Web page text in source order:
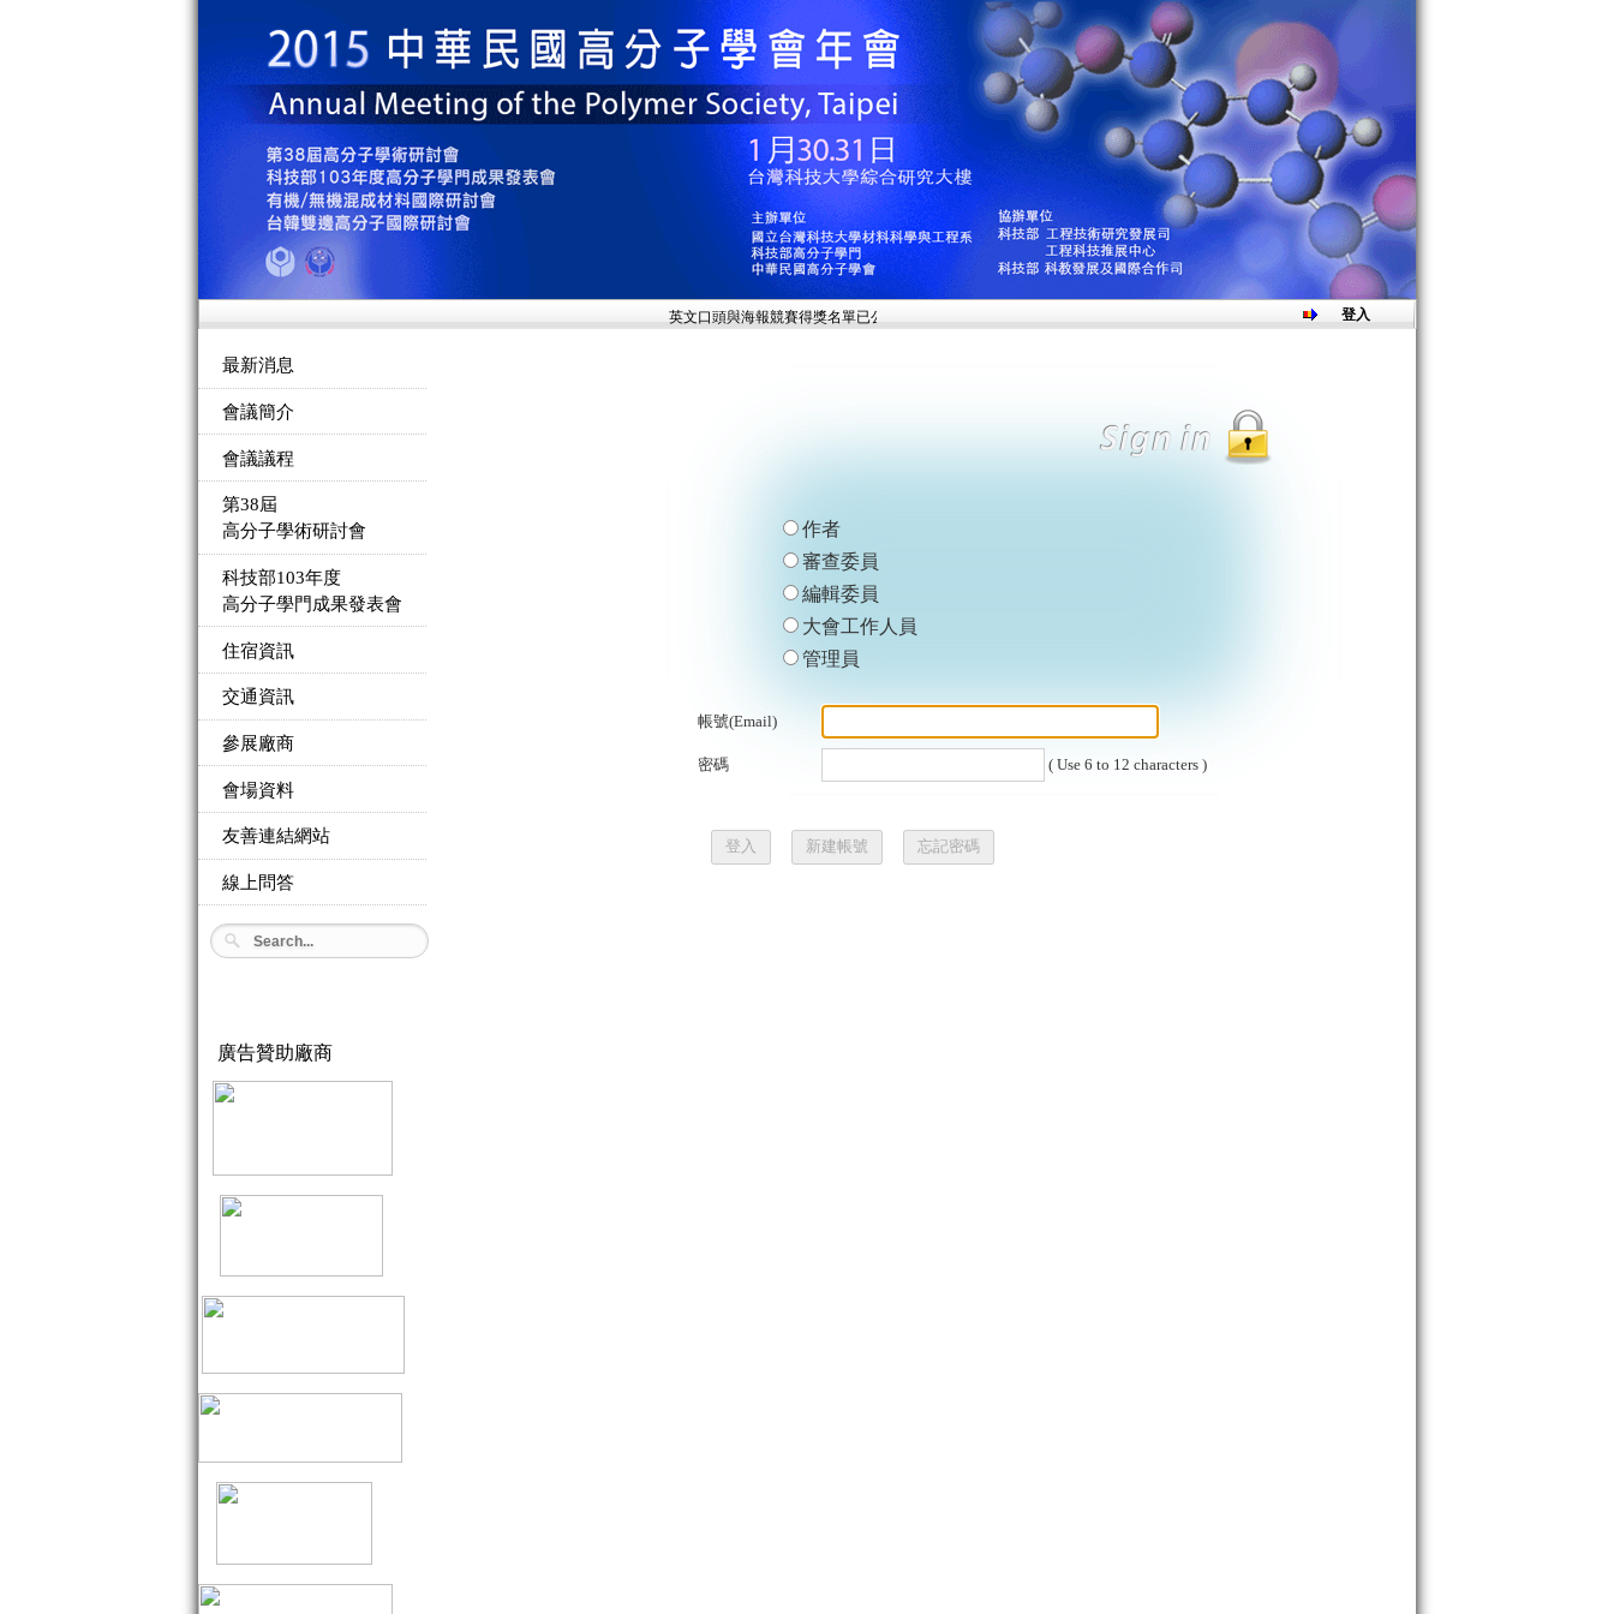
英文口頭與海報競賽得獎名單已公告於最新消息， ，敬請留意!
登入
最新消息
會議簡介
會議議程
第38屆
高分子學術研討會
科技部103年度
高分子學門成果發表會
住宿資訊
交通資訊
參展廠商
會場資料
友善連結網站
線上問答
廣告贊助廠商
作者
審查委員
編輯委員
大會工作人員
管理員
帳號(Email)
密碼 ( Use 6 to 12 characters )